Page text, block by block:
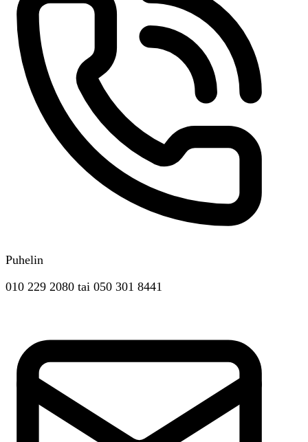
Puhelin
010 229 2080 tai 050 301 8441